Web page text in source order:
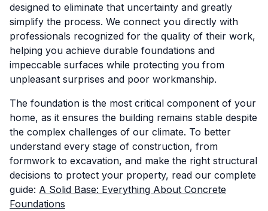
designed to eliminate that uncertainty and greatly
simplify the process. We connect you directly with
professionals recognized for the quality of their work,
helping you achieve durable foundations and
impeccable surfaces while protecting you from
unpleasant surprises and poor workmanship.
The foundation is the most critical component of your
home, as it ensures the building remains stable despite
the complex challenges of our climate. To better
understand every stage of construction, from
formwork to excavation, and make the right structural
decisions to protect your property, read our complete
guide: A Solid Base: Everything About Concrete
Foundations